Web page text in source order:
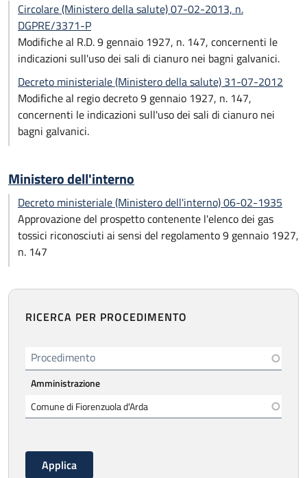
Circolare (Ministero della salute) 07-02-2013, n.
DGPRE/3371-P
Modifiche al R.D. 9 gennaio 1927, n. 147, concernenti le
indicazioni sull'uso dei sali di cianuro nei bagni galvanici.
Decreto ministeriale (Ministero della salute) 31-07-2012
Modifiche al regio decreto 9 gennaio 1927, n. 147,
concernenti le indicazioni sull'uso dei sali di cianuro nei
bagni galvanici.
Ministero dell'interno
Decreto ministeriale (Ministero dell'interno) 06-02-1935
Approvazione del prospetto contenente l'elenco dei gas
tossici riconosciuti ai sensi del regolamento 9 gennaio 1927,
n. 147
RICERCA PER PROCEDIMENTO
Procedimento
Amministrazione